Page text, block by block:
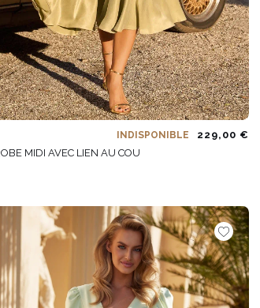
INDISPONIBLE
229,00 €
MIDI AVEC LIEN AU COU